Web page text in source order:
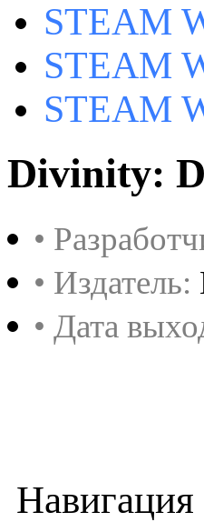
STEAM
STEAM
STEAM
Divinity:
•
• Издатель:
• Дата
Навигация